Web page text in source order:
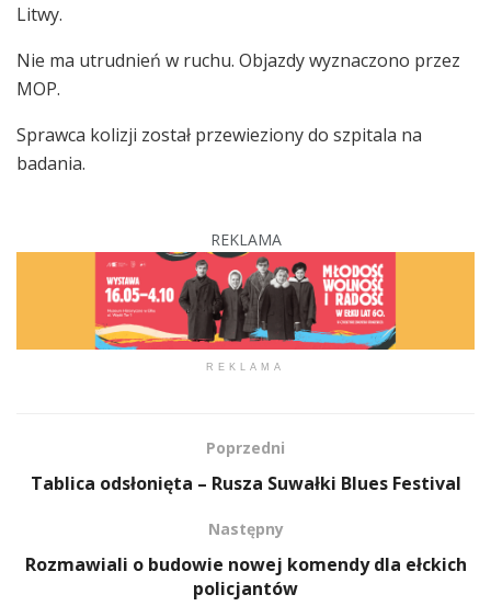
Litwy.
Nie ma utrudnień w ruchu. Objazdy wyznaczono przez
MOP.
Sprawca kolizji został przewieziony do szpitala na
badania.
REKLAMA
REKLAMA
Poprzedni
Tablica odsłonięta – Rusza Suwałki Blues Festival
Następny
Rozmawiali o budowie nowej komendy dla ełckich
policjantów